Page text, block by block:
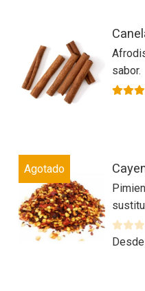
r
o
c
e
5
sabor.
Agotado
V
Desde